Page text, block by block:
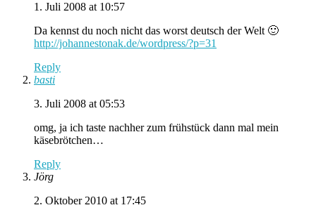
1. Juli 2008 at 10:57
Da kennst du noch nicht das worst deutsch der Welt 🙂
http://johannestonak.de/wordpress/?p=31
Reply
basti
3. Juli 2008 at 05:53
omg, ja ich taste nachher zum frühstück dann mal mein
käsebrötchen…
Reply
Jörg
2. Oktober 2010 at 17:45